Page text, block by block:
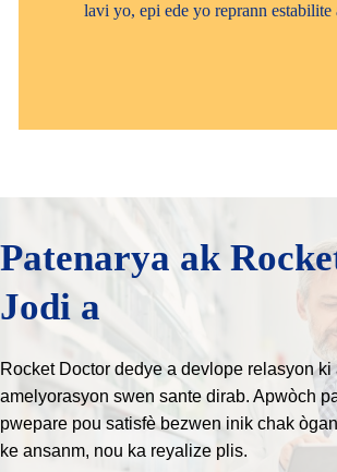
lavi yo, epi ede yo reprann estabilite
Patenarya ak
Jodi a
Rocket Doctor dedye a devlope relasyon ki
amelyorasyon swen sante dirab. Apwòch
pwepare pou satisfè bezwen inik chak
ke ansanm, nou ka reyalize plis.